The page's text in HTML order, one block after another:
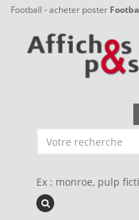
Football - acheter poster
Ex : monroe, pulp